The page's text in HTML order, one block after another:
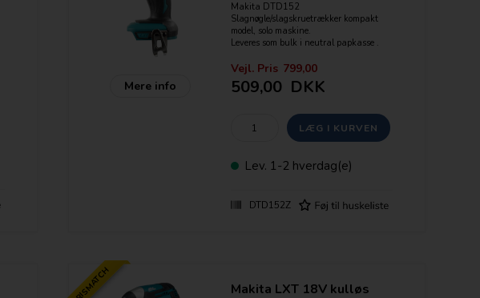
Mere info
Makita DTD152
Slagnøgle/slagskruetrækker kompakt
model, solo maskine.
Leveres som bulk i neutral papkasse .
Stærk akku slagskruetrækker med Li-
Ion teknologi.
Drejningsmoment - max. 165 Nm.
Slag/min - 0-3500
Omdr./ Min - 0-2900
Grundet den lave vægt(1,3kg) og den
høje styrke er denne maskine fantastisk
Features:
Vejl. Pris 799,00
509,00DKK
Lev. 1-2 hverdag(e)
DTD152Z
PRISMATCH
Makita LXT 18V kulløs